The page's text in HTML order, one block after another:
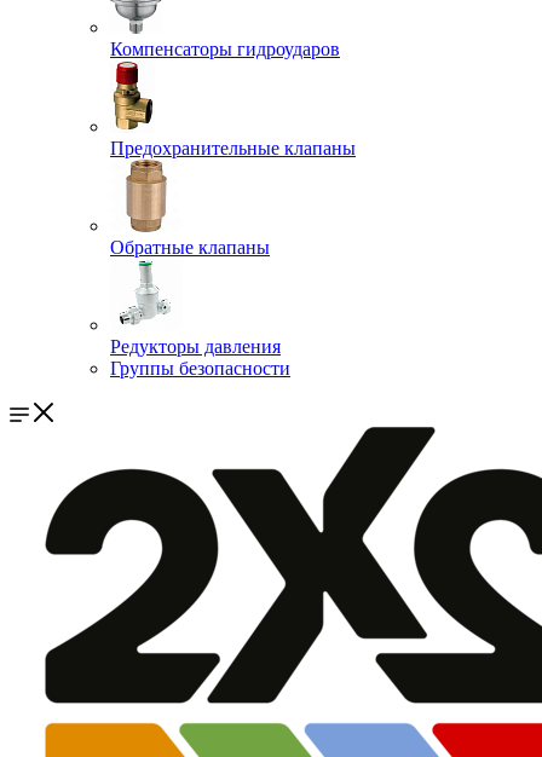
Компенсаторы гидроударов
Предохранительные клапаны
Обратные клапаны
Редукторы давления
Группы безопасности